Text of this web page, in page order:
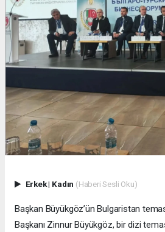
Erkek| Kadın (Haberi Sesli Oku)
Başkan Büyükgöz’ün Bulgaristan
Başkanı Zinnur Büyükgöz, bir dizi